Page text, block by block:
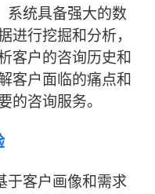
系统具备强大的数
进行挖掘和分析，
客户的咨询历史和
客户面临的痛点和
的咨询服务。
于客户画像和需求